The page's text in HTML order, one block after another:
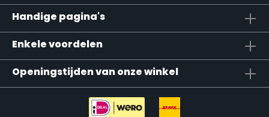
Handige pagina's
Enkele voordelen
Openingstijden van onze winkel